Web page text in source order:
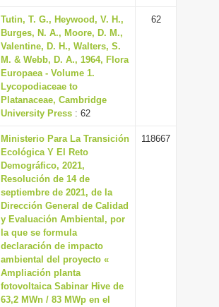
Tutin, T. G., Heywood, V. H.,
Burges, N. A., Moore, D. M.,
Valentine, D. H., Walters, S.
M. & Webb, D. A., 1964, Flora
Europaea - Volume 1.
Lycopodiaceae to
Platanaceae, Cambridge
University Press : 62
62
Ministerio Para La Transición
Ecológica Y El Reto
Demográfico, 2021,
Resolución de 14 de
septiembre de 2021, de la
Dirección General de Calidad
y Evaluación Ambiental, por
la que se formula
declaración de impacto
ambiental del proyecto «
Ampliación planta
fotovoltaica Sabinar Hive de
63,2 MWn / 83 MWp en el
118667